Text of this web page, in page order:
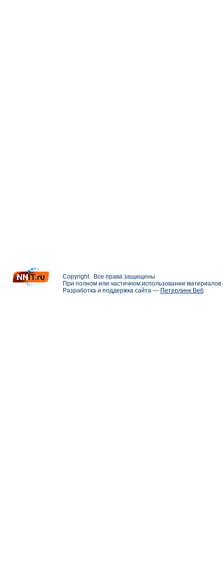
Copyright . Все права защищены
При полном или частичном использовании
Разработка и поддержка сайта — Петерлинк Веб